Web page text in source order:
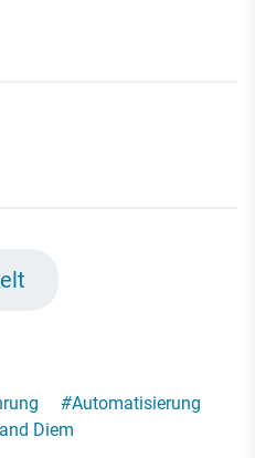
#Automatisierung
Diem